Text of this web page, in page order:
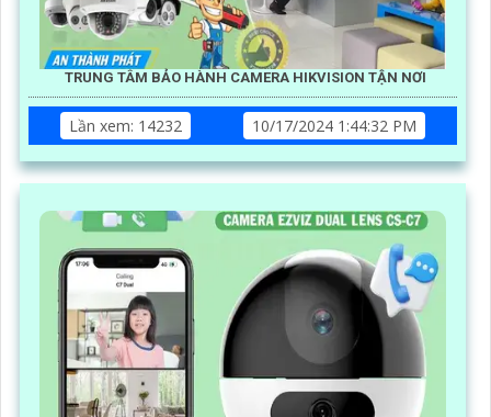
TRUNG TÂM BẢO HÀNH CAMERA HIKVISION TẬN NƠI
Lần xem: 14232 10/17/2024 1:44:32 PM